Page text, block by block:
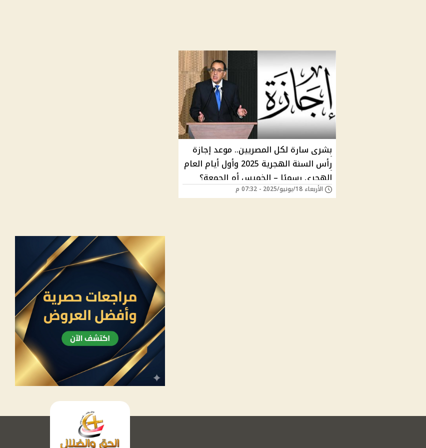
بشرى سارة لكل المصريين.. موعد إجازة
رأس السنة الهجرية 2025 وأول أيام العام
الهجري رسميًا – الخميس أم الجمعة؟
الأربعاء 18/يونيو/2025 - 07:32 م